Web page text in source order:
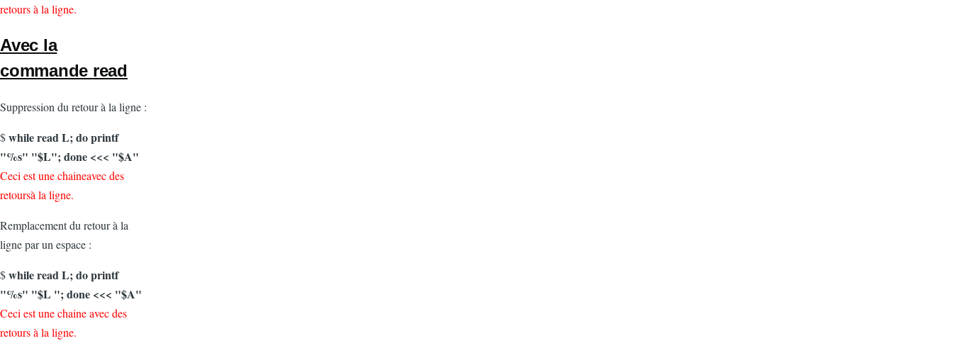
retours à la ligne.
Avec la
commande read
Suppression du retour à la ligne :
$while read L; do printf
"%s" "$L"; done <<< "$A"
Ceci est une chaineavec des
retoursà la ligne.
Remplacement du retour à la
ligne par un espace :
$while read L; do printf
"%s" "$L "; done <<< "$A"
Ceci est une chaine avec des
retours à la ligne.